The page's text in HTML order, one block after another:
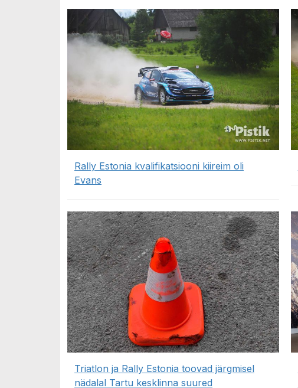
Rally Estonia kvalifikatsiooni kiireim oli
Evans
Triatlon ja Rally Estonia toovad järgmisel
nädalal Tartu kesklinna suured